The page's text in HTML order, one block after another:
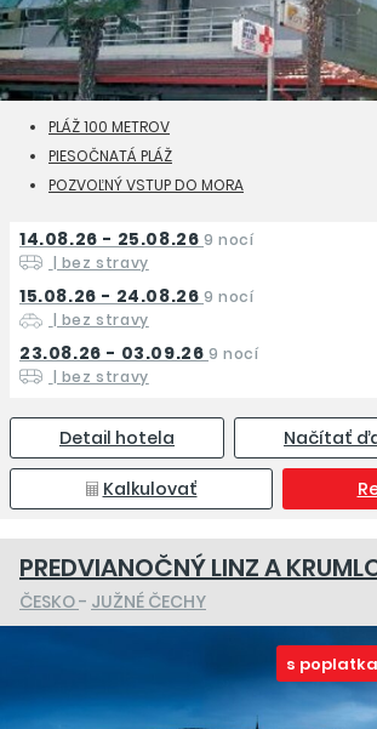
PLÁŽ 100 METROV
PIESOČNATÁ PLÁŽ
POZVOĽNÝ VSTUP DO MORA
14.08.26 - 25.08.26 9 nocí
| bez stravy
15.08.26 - 24.08.26 9 nocí
| bez stravy
23.08.26 - 03.09.26 9 nocí
| bez stravy
Detail hotela Načítať
Kalkulovať
PREDVIANOČNÝ LINZ A
ČESKO- JUŽNÉ ČECHY
s